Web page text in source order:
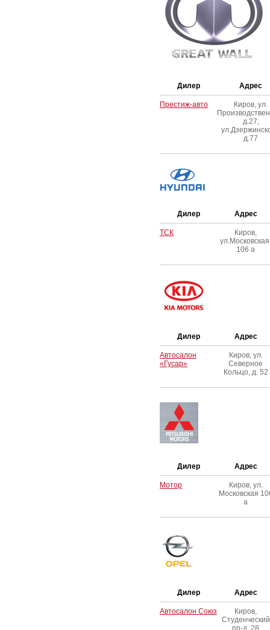
Дилер Адрес
Престиж-авто
Киров, ул.
д.27;
д.77
Дилер Адрес
ТСК
Киров,
106 а
Дилер Адрес
Автосалон
«Гусар»
Киров, ул.
Северное
Кольцо, д. 52
Дилер Адрес
Мотор
Киров, ул.
Московская
а
Дилер Адрес
Автосалон Союз
Киров,
Студенческий
пр-д, 28